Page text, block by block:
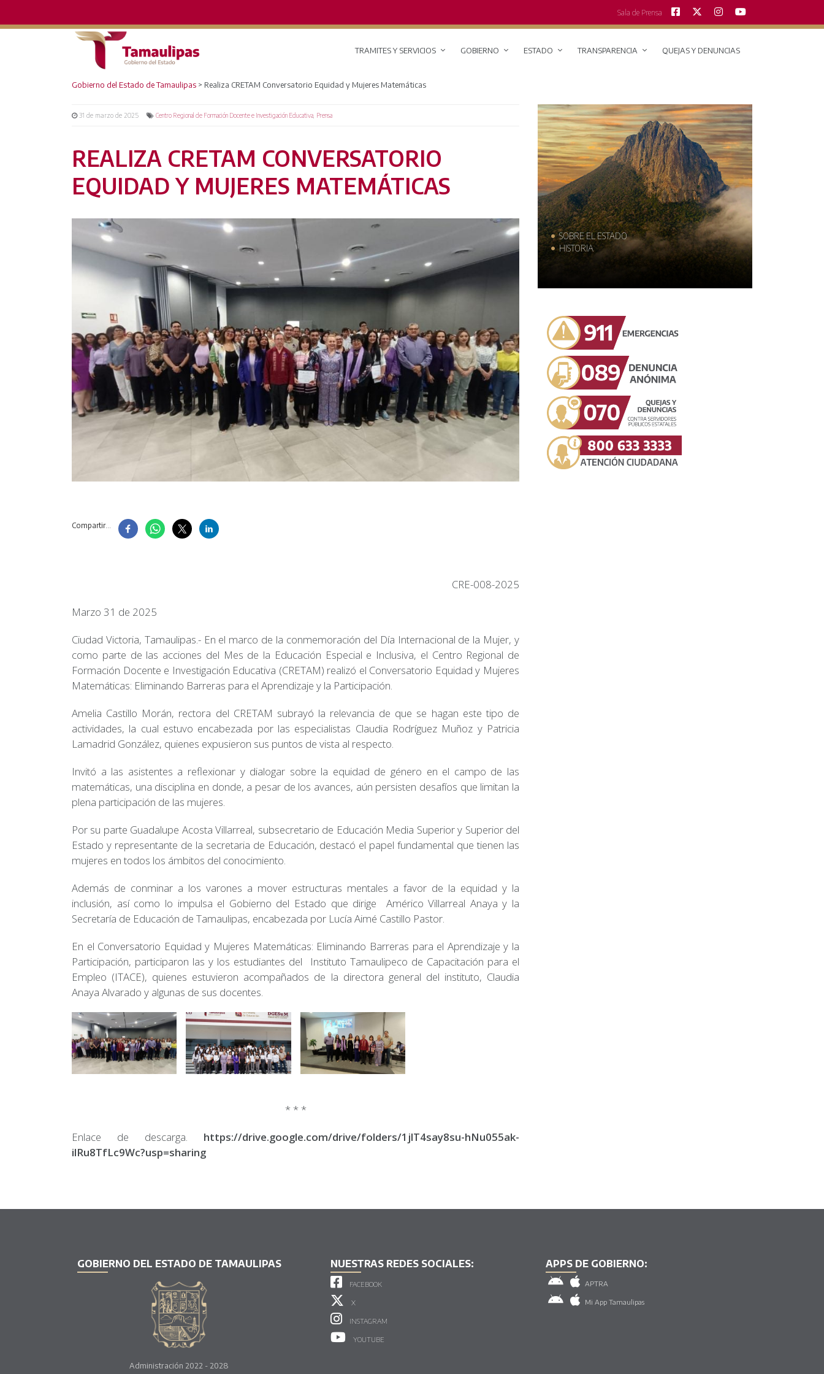
Sala de Prensa
TRAMITES Y SERVICIOS GOBIERNO ESTADO TRANSPARENCIA QUEJAS Y DENUNCIAS
Gobierno del Estado de Tamaulipas > Realiza CRETAM Conversatorio Equidad y Mujeres Matemáticas
31 de marzo de 2025 Centro Regional de Formación Docente e Investigación Educativa Prensa
REALIZA CRETAM CONVERSATORIO
EQUIDAD Y MUJERES MATEMÁTICAS
Compartir...
CRE-008-2025
Marzo 31 de 2025
Ciudad Victoria, Tamaulipas.- En el marco de la conmemoración del Día Internacional de la Mujer, y
como parte de las acciones del Mes de la Educación Especial e Inclusiva, el Centro Regional de
Formación Docente e Investigación Educativa (CRETAM) realizó el Conversatorio Equidad y Mujeres
Matemáticas: Eliminando Barreras para el Aprendizaje y la Participación.
Amelia Castillo Morán, rectora del CRETAM subrayó la relevancia de que se hagan este tipo de
actividades, la cual estuvo encabezada por las especialistas Claudia Rodríguez Muñoz y Patricia
Lamadrid González, quienes expusieron sus puntos de vista al respecto.
Invitó a las asistentes a reflexionar y dialogar sobre la equidad de género en el campo de las
matemáticas, una disciplina en donde, a pesar de los avances, aún persisten desafíos que limitan la
plena participación de las mujeres.
Por su parte Guadalupe Acosta Villarreal, subsecretario de Educación Media Superior y Superior del
Estado y representante de la secretaria de Educación, destacó el papel fundamental que tienen las
mujeres en todos los ámbitos del conocimiento.
Además de conminar a los varones a mover estructuras mentales a favor de la equidad y la
inclusión, así como lo impulsa el Gobierno del Estado que dirige Américo Villarreal Anaya y la
Secretaría de Educación de Tamaulipas, encabezada por Lucía Aimé Castillo Pastor.
En el Conversatorio Equidad y Mujeres Matemáticas: Eliminando Barreras para el Aprendizaje y la
Participación, participaron las y los estudiantes del Instituto Tamaulipeco de Capacitación para el
Empleo (ITACE), quienes estuvieron acompañados de la directora general del instituto, Claudia
Anaya Alvarado y algunas de sus docentes.
* * *
Enlace de descarga. https://drive.google.com/drive/folders/1jlT4say8su-hNu055ak-
ilRu8TfLc9Wc?usp=sharing
SOBRE EL ESTADO
HISTORIA
GOBIERNO DEL ESTADO DE TAMAULIPAS
Administración 2022 - 2028
NUESTRAS REDES SOCIALES:
FACEBOOK
X
INSTAGRAM
YOUTUBE
APPS DE GOBIERNO:
APTRA
Mi App Tamaulipas